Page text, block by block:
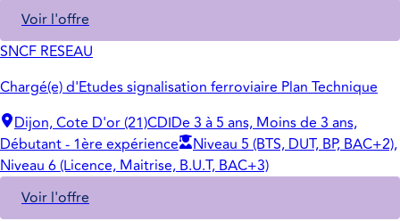
Voir l'offre
SNCF RESEAU
Chargé(e) d'Etudes signalisation ferroviaire Plan Technique
Dijon, Cote D'or (21)CDIDe 3 à 5 ans, Moins de 3 ans,
Débutant - 1ère expérience
Niveau 5 (BTS, DUT, BP, BAC+2),
Niveau 6 (Licence, Maitrise, B.U.T, BAC+3)
Voir l'offre